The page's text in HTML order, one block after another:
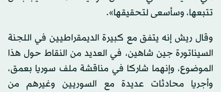
تتبعها، وسأسعى لتحقيقها».
وقال ريش إنه يتفق مع كبيرة الديمقراطيين في اللجنة
السيناتورة جين شاهين، في العديد من النقاط حول هذا
الموضوع، وإنهما شاركا في مناقشة ملف سوريا بعمق،
وأجريا محادثات عديدة مع السوريين وغيرهم من